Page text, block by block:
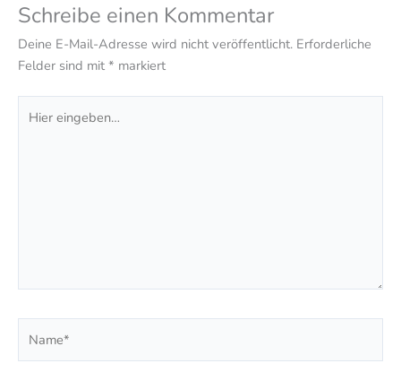
Schreibe einen Kommentar
Deine E-Mail-Adresse wird nicht veröffentlicht. Erforderliche
Felder sind mit * markiert
eingeben…